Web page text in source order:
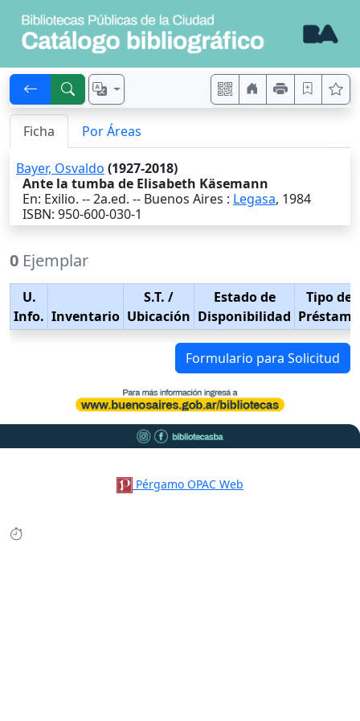
Ficha Por Áreas
Bayer, Osvaldo (1927-2018)
Ante la tumba de Elisabeth Käsemann
En: Exilio. -- 2a.ed. -- Buenos Aires : Legasa, 1984
ISBN: 950-600-030-1
0 Ejemplar
U.
Info. Inventario
S.T. /
Ubicación
Estado de
Disponibilidad
Tipo de
Préstamo
Formulario para Solicitud
Pérgamo OPAC Web